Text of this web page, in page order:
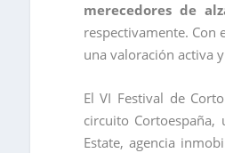
merecedores de
respectivamente. Con
una valoración activa
El VI Festival de
circuito
Estate, agencia